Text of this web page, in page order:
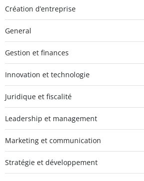
Création d’entreprise
General
Gestion et finances
Innovation et technologie
Juridique et fiscalité
Leadership et management
Marketing et communication
Stratégie et développement